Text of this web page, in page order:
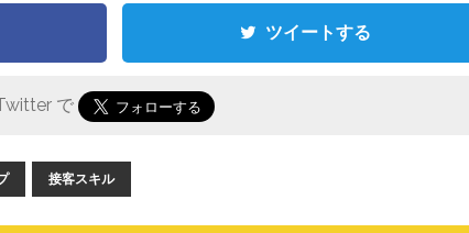
ツイートする
で
接客スキル